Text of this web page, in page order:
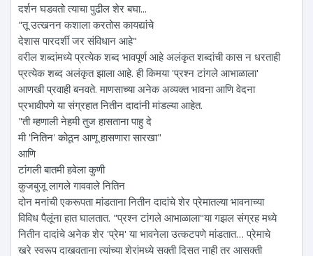
दर्शन घडवतो त्याचा पुढील शेर बघा...
"तू उत्खनन कशाला करतोस कायद्यांचे
देशास पारदर्शी जर संविधान आहे"
वरील शब्दांमध्ये प्रत्येक शब्द भावपूर्ण आहे अलंकृत शब्दांची कास न धरताही
प्रत्येक शब्द अलंकृत झाला आहे. ही किमया 'प्रश्न टांगले आभाळाला'
आणखी प्रवाही बनवते. माणसाच्या अनेक अव्यक्त भावना आणि वेदना
प्रभावीपणे या संग्रहात नितीन दादांनी मांडल्या आहेत.
"ती म्हणाली नेहमी तुज हासताना पाहु दे
मी 'नितिन' कोठून आणू हासणारा सारखा"
आणि
टांगली बातमी हवेला कुणी
कुजबुजू लागले गाववाले नितिन
दोन मनांची एकरूपता मांडताना नितीन दादांचे शेर प्रेमातल्या भावनाच्या
विविध पैलूंना हात घालतात. "प्रश्न टांगले आभाळाला"या गझल संग्रह मध्ये
नितीन दादांचे अनेक शेर 'प्रेम' या भावनेला उत्कटपणे मांडतात… प्रेमाचे
खरे स्वरूप दाखवताना त्यांच्या शेरांमध्ये सक्ती दिसत नाही तर आसक्ती